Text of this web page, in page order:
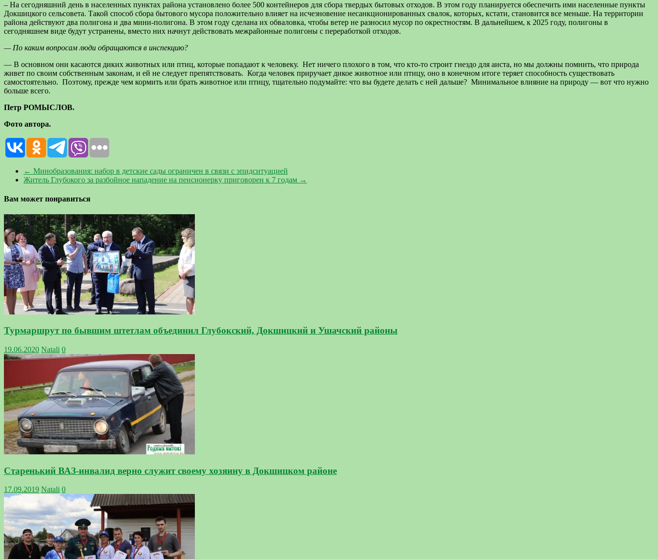
– На сегодняшний день в населенных пунктах района установлено более 500 контейнеров для сбора твердых бытовых отходов. В этом году планируется обеспечить ими населенные пункты
Докшицкого сельсовета. Такой способ сбора бытового мусора положительно влияет на исчезновение несанкционированных свалок, которых, кстати, становится все меньше. На территории
района действуют два полигона и два мини-полигона. В этом году сделана их обваловка, чтобы ветер не разносил мусор по окрестностям. В дальнейшем, к 2025 году, полигоны в
сегодняшнем виде будут устранены, вместо них начнут действовать межрайонные полигоны с переработкой отходов.
— По каким вопросам люди обращаются в инспекцию?
— В основном они касаются диких животных или птиц, которые попадают к человеку. Нет ничего плохого в том, что кто-то строит гнездо для аиста, но мы должны помнить, что природа
живет по своим собственным законам, и ей не следует препятствовать. Когда человек приручает дикое животное или птицу, оно в конечном итоге теряет способность существовать
самостоятельно. Поэтому, прежде чем кормить или брать животное или птицу, тщательно подумайте: что вы будете делать с ней дальше? Минимальное влияние на природу — вот что нужно
больше всего.
Петр РОМЫСЛОВ.
Фото автора.
← Минобразования: набор в детские сады ограничен в связи с эпидситуацией
Житель Глубокого за разбойное нападение на пенсионерку приговорен к 7 годам →
Вам может понравиться
Турмаршрут по бывшим штетлам объединил Глубокский, Докшицкий и Ушачский районы
19.06.2020 Natali 0
Старенький ВАЗ-инвалид верно служит своему хозяину в Докшицком районе
17.09.2019 Natali 0